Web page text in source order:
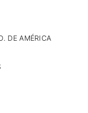
DE AMÉRICA